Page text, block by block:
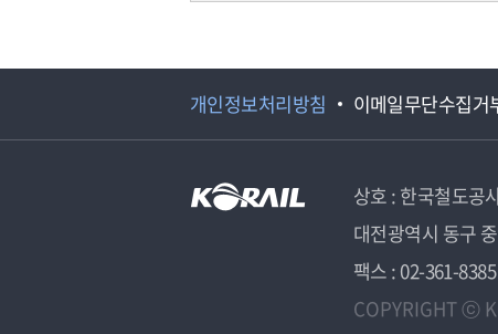
개인정보처리방침 이메일무단수집거
상호 : 한국철도공
대전광역시 동구
팩스 : 02-361-8385
COPYRIGHT ⓒ